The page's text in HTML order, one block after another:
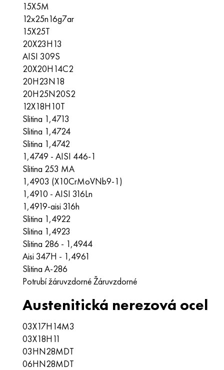
15X5M
12x25n16g7ar
15X25T
20X23H13
AISI 309S
20Х20Н14С2
20H23N18
20H25N20S2
12X18H10T
Slitina 1,4713
Slitina 1,4724
Slitina 1,4742
1,4749 - AISI 446-1
Slitina 253 MA
1,4903 (X10CrMoVNb9-1)
1,4910 - AISI 316Ln
1,4919-aisi 316h
Slitina 1,4922
Slitina 1,4923
Slitina 286 - 1,4944
Aisi 347H - 1,4961
Slitina A-286
Potrubí žáruvzdorné Žáruvzdorné
Austenitická nerezová ocel
03Х17Н14М3
03Х18Н11
03HN28MDT
06HN28MDT